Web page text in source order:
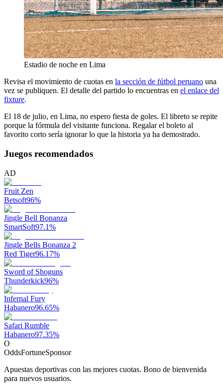
Estadio de noche en Lima
Revisa el movimiento de cuotas en la sección de fútbol peruano una
vez se publiquen. El detalle del partido lo encuentras en el enlace del
fixture.
El 18 de julio, en Lima, no espero fiesta de goles. El libreto se repite
porque la fórmula del visitante funciona. Regalar el boleto al
favorito corto sería ignorar lo que la historia ya ha demostrado.
Juegos recomendados
AD
Fruit Zen
Betsoft96%
Jingle Bell Bonanza
SmartSoft97.1%
Jingle Bells Bonanza 2
Red Tiger96.17%
Sword of Shoguns
Thunderkick96%
Infernal Fury
Habanero96.65%
Safari Rumble
Habanero97.35%
O
OddsFortuneSponsor
Apuestas deportivas con las mejores cuotas. Bono de bienvenida
para nuevos usuarios.